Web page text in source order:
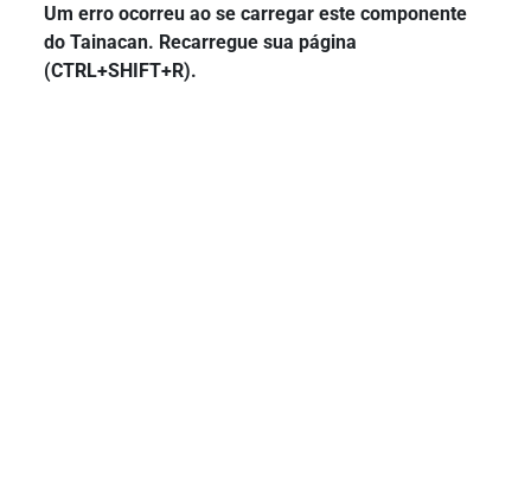
Um erro ocorreu ao se carregar este componente
do Tainacan. Recarregue sua página
(CTRL+SHIFT+R).